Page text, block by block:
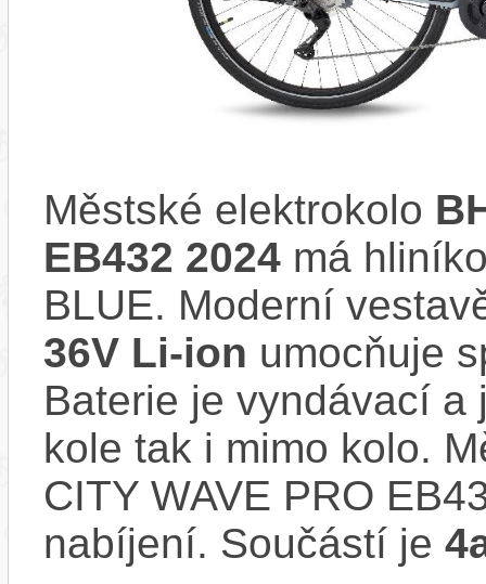
Městské elektrokolo
EB432 2024 má
BLUE. Moderní
36V Li-ion umocňuje
Baterie je vyndávací
kole tak i mimo kolo.
CITY WAVE PRO
nabíjení. Součástí je